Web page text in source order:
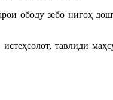
ободу зебо нигоҳ
тавлиди